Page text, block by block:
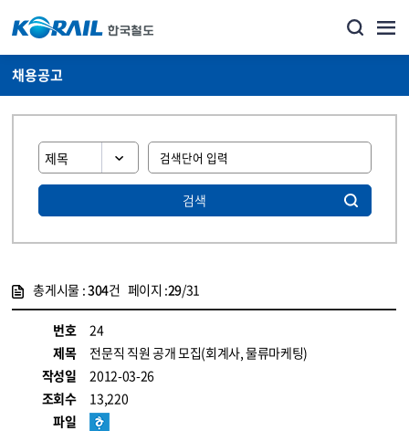
채용공고
검색
총게시물 :304건 페이지 :29/31
번호
24
제목
전문직 직원 공개 모집(회계사, 물류마케팅)
작성일
2012-03-26
조회수
13,220
파일